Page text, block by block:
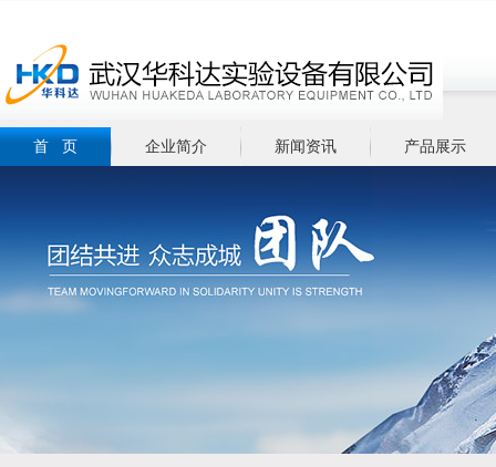
首 页 企业简介 新闻资讯 产品展示